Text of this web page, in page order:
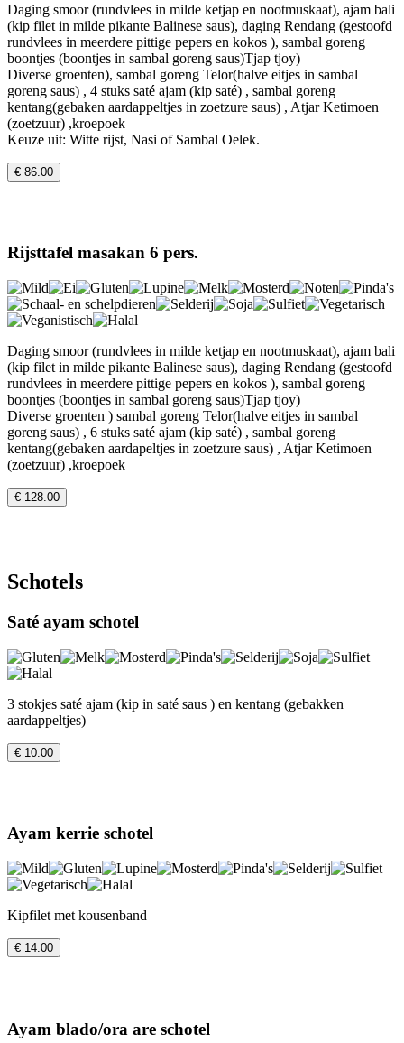
Daging smoor (rundvlees in milde ketjap en nootmuskaat), ajam bali
(kip filet in milde pikante Balinese saus), daging Rendang (gestoofd
rundvlees in meerdere pittige pepers en kokos ), sambal goreng
boontjes (boontjes in sambal goreng saus)Tjap tjoy)
Diverse groenten), sambal goreng Telor(halve eitjes in sambal
goreng saus) , 4 stuks saté ajam (kip saté) , sambal goreng
kentang(gebaken aardappeltjes in zoetzure saus) , Atjar Ketimoen
(zoetzuur) ,kroepoek
Keuze uit: Witte rijst, Nasi of Sambal Oelek.
€ 86.00
Rijsttafel masakan 6 pers.
Daging smoor (rundvlees in milde ketjap en nootmuskaat), ajam bali
(kip filet in milde pikante Balinese saus), daging Rendang (gestoofd
rundvlees in meerdere pittige pepers en kokos ), sambal goreng
boontjes (boontjes in sambal goreng saus)Tjap tjoy)
Diverse groenten ) sambal goreng Telor(halve eitjes in sambal
goreng saus) , 6 stuks saté ajam (kip saté) , sambal goreng
kentang(gebaken aardapeltjes in zoetzure saus) , Atjar Ketimoen
(zoetzuur) ,kroepoek
€ 128.00
Schotels
Saté ayam schotel
3 stokjes saté ajam (kip in saté saus ) en kentang (gebakken
aardappeltjes)
€ 10.00
Ayam kerrie schotel
Kipfilet met kousenband
€ 14.00
Ayam blado/ora are schotel